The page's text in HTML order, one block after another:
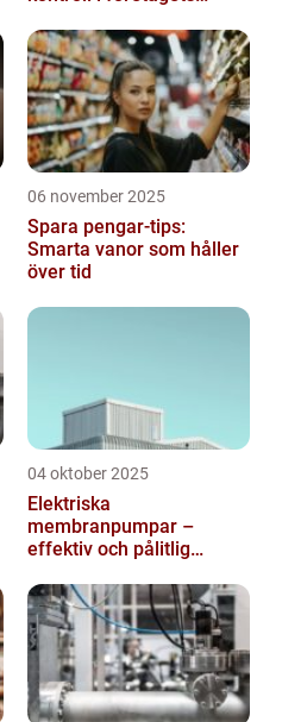
06 november 2025
Spara pengar-tips:
Smarta vanor som håller
över tid
04 oktober 2025
Elektriska
membranpumpar –
effektiv och pålitlig